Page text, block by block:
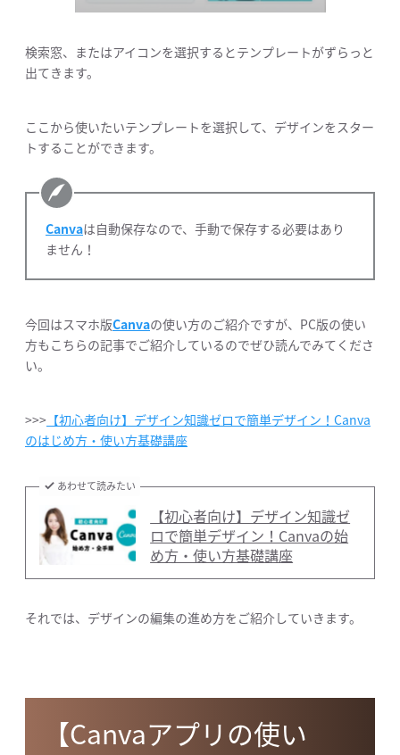
検索窓、またはアイコンを選択するとテンプレートがずらっと
出てきます。
ここから使いたいテンプレートを選択して、デザインをスター
トすることができます。
Canvaは自動保存なので、手動で保存する必要はあり
ません！
今回はスマホ版Canvaの使い方のご紹介ですが、PC版の使い
方もこちらの記事でご紹介しているのでぜひ読んでみてくださ
い。
>>> 【初心者向け】デザイン知識ゼロで簡単デザイン！Canva
のはじめ方・使い方基礎講座
あわせて読みたい
【初心者向け】デザイン知識ゼ
ロで簡単デザイン！Canvaの始
め方・使い方基礎講座
それでは、デザインの編集の進め方をご紹介していきます。
【Canvaアプリの使い